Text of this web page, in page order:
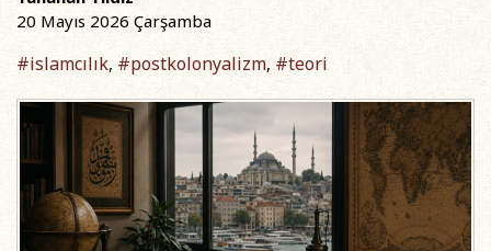
20 Mayıs 2026 Çarşamba
#islamcılık, #postkolonyalizm, #teori